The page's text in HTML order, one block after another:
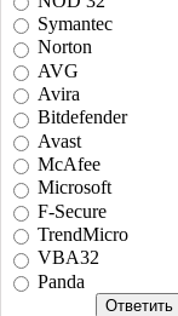
Symantec
Norton
AVG
Avira
Bitdefender
Avast
McAfee
Microsoft
F-Secure
TrendMicro
VBA32
Panda